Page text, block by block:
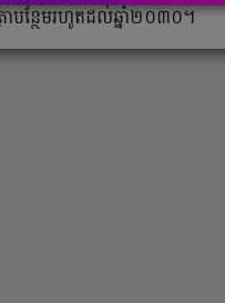
ា​បន្ថែម​រហូត​ដល់​ឆ្នាំ​២០៣០​។